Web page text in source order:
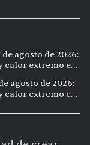
agosto de 2026:
calor extremo en
agosto de 2026:
calor extremo en